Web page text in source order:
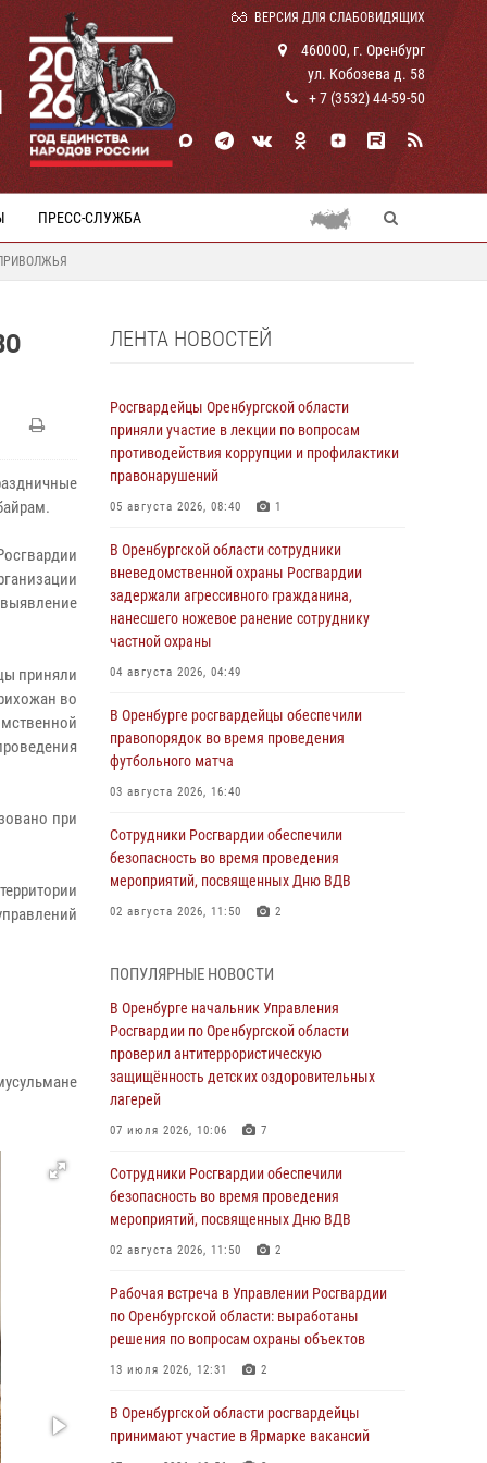
ВЕРСИЯ ДЛЯ СЛАБОВИДЯЩИХ
460000, г. Оренбург
ул. Кобозева д. 58
+ 7 (3532) 44-59-50
ПРЕСС-СЛУЖБА
приняли
во
при
ЛЕНТА НОВОСТЕЙ
Росгвардейцы Оренбургской области
приняли участие в лекции по вопросам
противодействия коррупции и профилактики
правонарушений
05 августа 2026, 08:40 1
В Оренбургской области сотрудники
вневедомственной охраны Росгвардии
задержали агрессивного гражданина,
нанесшего ножевое ранение сотруднику
частной охраны
04 августа 2026, 04:49
В Оренбурге росгвардейцы обеспечили
правопорядок во время проведения
футбольного матча
03 августа 2026, 16:40
Сотрудники Росгвардии обеспечили
безопасность во время проведения
мероприятий, посвященных Дню ВДВ
02 августа 2026, 11:50 2
гражданами по вопросу трудоустройства на
службу в Росгвардию и поступления в
ведомственные институты
30 июля 2026, 04:44
Просветительская встреча Росгвардии: к
Росгвардейцы обеспечили правопорядок на
праздновании Дня ВМФ в Оренбурге
27 июля 2026, 14:36 2
Росгвардейцы предотвратили трагедию:
спасен мужчина в тяжелой жизненной
ситуации (ВИДЕО)
26 июля 2026, 14:45 1
Росгвардейцы Оренбургской области
проверили готовность детских
образовательных учреждений к новому
ПОПУЛЯРНЫЕ НОВОСТИ
В Оренбурге начальник Управления
Росгвардии по Оренбургской области
проверил антитеррористическую
защищённость детских оздоровительных
лагерей
07 июля 2026, 10:06 7
Сотрудники Росгвардии обеспечили
безопасность во время проведения
мероприятий, посвященных Дню ВДВ
02 августа 2026, 11:50 2
Рабочая встреча в Управлении Росгвардии
по Оренбургской области: выработаны
решения по вопросам охраны объектов
13 июля 2026, 12:31 2
В Оренбургской области росгвардейцы
принимают участие в Ярмарке вакансий